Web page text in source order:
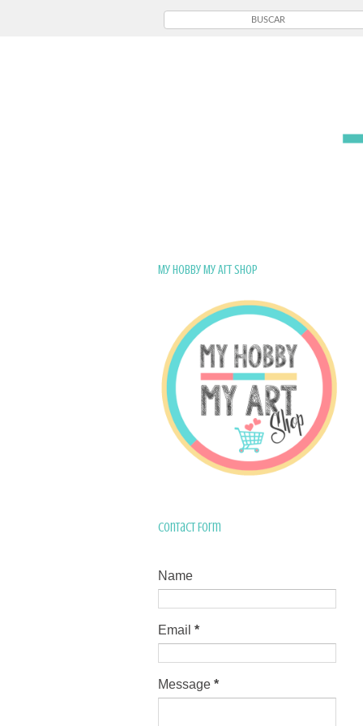
My Hobby My Art Shop
Contact Form
Name
Email *
Message *